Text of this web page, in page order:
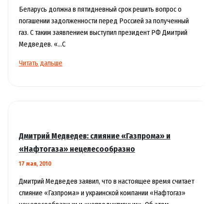
долг
Беларусь должна в пятидневный срок решить вопрос о
погашении задолженности перед Россией за полученный
газ. С таким заявлением выступил президент РФ Дмитрий
Медведев. «…С
Дмитрий
Читать дальше
Дмитрий Медведев: слияние «Газпрома» и
«Нафтогаза» нецелесообразно
17 мая, 2010
Дмитрий Медведев заявил, что в настоящее время считает
слияние «Газпрома» и украинской компании «Нафтогаз»